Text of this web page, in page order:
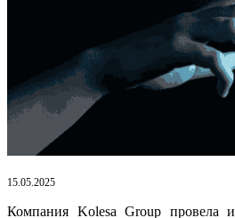
15.05.2025
Компания Kolesa Group провела